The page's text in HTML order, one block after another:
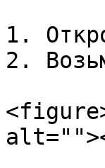
1.
2.